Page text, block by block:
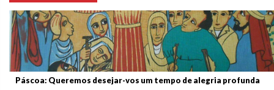
Páscoa: Queremos desejar-vos um tempo de alegria profunda